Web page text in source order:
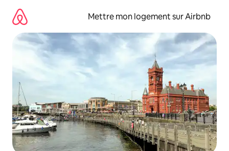
directement
contenu
Mettre mon logement sur Airbnb